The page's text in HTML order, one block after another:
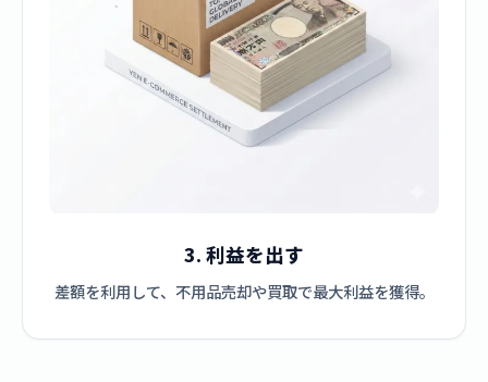
3. 利益を出す
差額を利用して、不用品売却や買取で最大利益を獲得。